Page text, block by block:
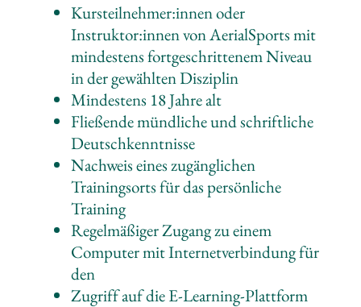
Kursteilnehmer:innen oder
Instruktor:innen von AerialSports mit
mindestens fortgeschrittenem Niveau
in der gewählten Disziplin
Mindestens 18 Jahre alt
Fließende mündliche und schriftliche
Deutschkenntnisse
Nachweis eines zugänglichen
Trainingsorts für das persönliche
Training
Regelmäßiger Zugang zu einem
Computer mit Internetverbindung für
den
Zugriff auf die E-Learning-Plattform